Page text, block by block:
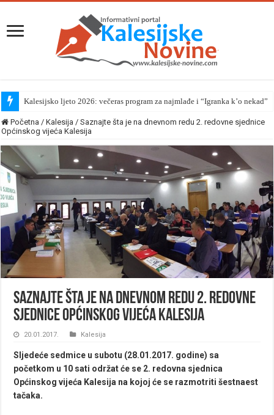
Kalesijsko ljeto 2026: večeras program za najmlađe i “Igranka k’o nekad”
Početna / Kalesija / Saznajte šta je na dnevnom redu 2. redovne sjednice
Općinskog vijeća Kalesija
Saznajte šta je na dnevnom redu 2. redovne
sjednice Općinskog vijeća Kalesija
20.01.2017. Kalesija
Sljedeće sedmice u subotu (28.01.2017. godine) sa
početkom u 10 sati održat će se 2. redovna sjednica
Općinskog vijeća Kalesija na kojoj će se razmotriti šestnaest
tačaka.